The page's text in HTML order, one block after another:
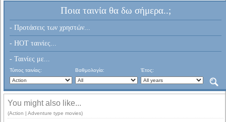
Ποια ταινία θα δω σήμερα..;
- Προτάσεις των χρηστών...
- HOT ταινίες...
- Ταινίες με...
Τύπος ταινίας: Βαθμολογία: Έτος:
You might also like...
(Action | Adventure type movies)